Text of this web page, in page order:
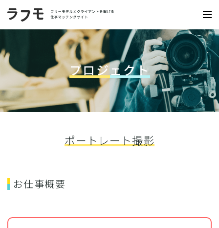
プロジェクト
ポートレート撮影
お仕事概要